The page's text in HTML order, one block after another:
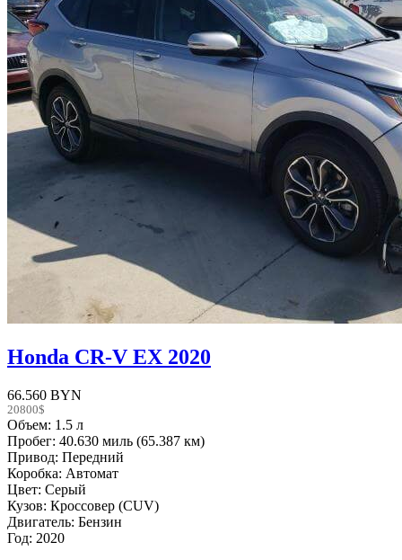
Honda CR-V EX 2020
66.560 BYN
20800$
Объем: 1.5 л
Пробег: 40.630 миль (65.387 км)
Привод: Передний
Коробка: Автомат
Цвет: Серый
Кузов: Кроссовер (CUV)
Двигатель: Бензин
Год: 2020